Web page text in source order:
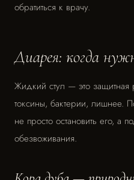
обратиться к врачу.
Диарея: когда
Жидкий стул — это защитная
токсины, бактерии, лишнее.
не просто остановить его, а
обезвоживания.